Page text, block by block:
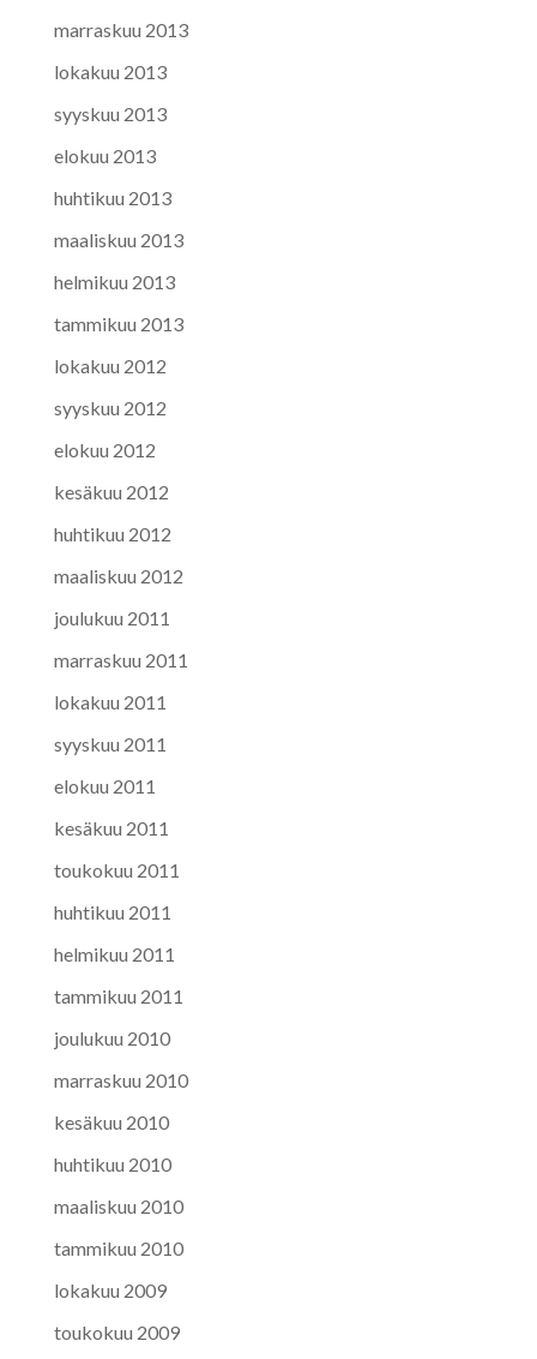
marraskuu 2013
lokakuu 2013
syyskuu 2013
elokuu 2013
huhtikuu 2013
maaliskuu 2013
helmikuu 2013
tammikuu 2013
lokakuu 2012
syyskuu 2012
elokuu 2012
kesäkuu 2012
huhtikuu 2012
maaliskuu 2012
joulukuu 2011
marraskuu 2011
lokakuu 2011
syyskuu 2011
elokuu 2011
kesäkuu 2011
toukokuu 2011
huhtikuu 2011
helmikuu 2011
tammikuu 2011
joulukuu 2010
marraskuu 2010
kesäkuu 2010
huhtikuu 2010
maaliskuu 2010
tammikuu 2010
lokakuu 2009
toukokuu 2009